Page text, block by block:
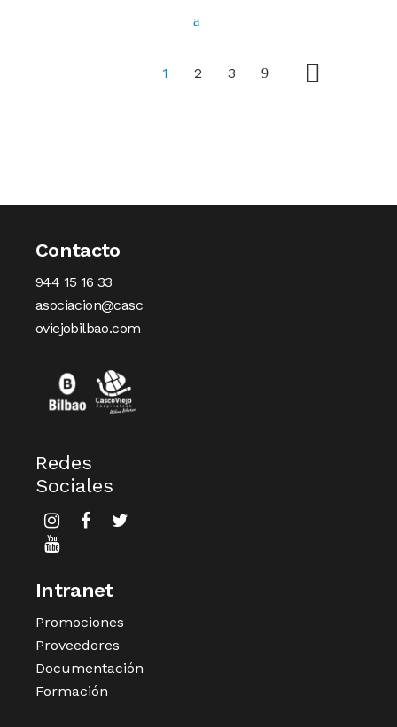
1 2 3
Contacto
944 15 16 33
asociacion@casc
oviejobilbao.com
Redes
Sociales
Intranet
Promociones
Proveedores
Documentación
Formación